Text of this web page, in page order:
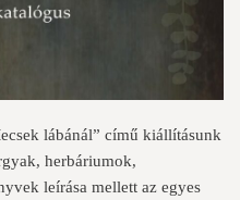
lábánál” című kiállításunk
herbáriumok,
leírása mellett az egyes